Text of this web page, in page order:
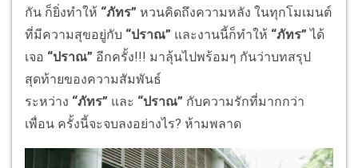
กัน ก็ยิ่งทำให้ “ภัทร” หวนคิดถึงความหลัง ในทุกโมเมนต์
ที่มีความสุขอยู่กับ “ปราณ” และงานนี้ก็ทำให้ “ภัทร” ได้
เจอ “ปราณ” อีกครั้ง!!! มาลุ้นไปพร้อมๆ กันว่าบทสรุป
สุดท้ายของความสัมพันธ์
ระหว่าง “ภัทร” และ “ปราณ” กับความรักที่มากกว่า
เพื่อน ครั้งนี้จะจบลงอย่างไร? ห้ามพลาด